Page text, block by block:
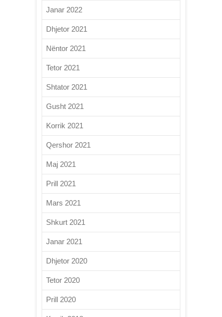
Janar 2022
Dhjetor 2021
Nëntor 2021
Tetor 2021
Shtator 2021
Gusht 2021
Korrik 2021
Qershor 2021
Maj 2021
Prill 2021
Mars 2021
Shkurt 2021
Janar 2021
Dhjetor 2020
Tetor 2020
Prill 2020